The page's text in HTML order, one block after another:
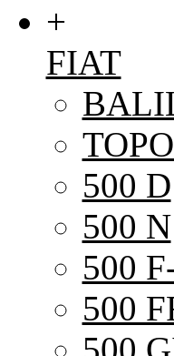
+
FIAT
500 D
500 N
500
500